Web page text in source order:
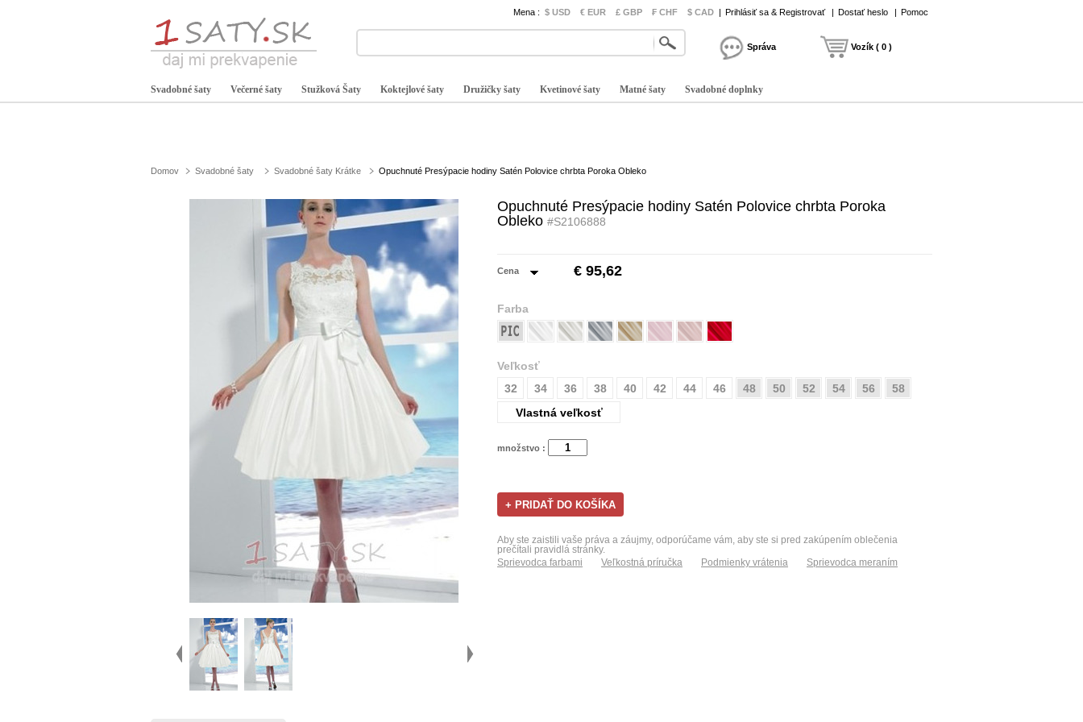
Mena : $ USD € EUR £ GBP ₣ CHF $ CAD | Prihlásiť sa & Registrovať | Dostať heslo | Pomoc
Správa Vozík ( 0 )
Svadobné šaty Večerné šaty Stužková Šaty Koktejlové šaty Družičky šaty Kvetinové šaty Matné šaty Svadobné doplnky
Domov Svadobné šaty Svadobné šaty Krátke Opuchnuté Presýpacie hodiny Satén Polovice chrbta Poroka Obleko
Opuchnuté Presýpacie hodiny Satén Polovice chrbta Poroka
Obleko #S2106888
Cena € 95,62
Farba
Veľkosť
32
34 36 38 40 42 44 46 48 50 52 54 56
58
Vlastná veľkosť
množstvo :
Aby ste zaistili vaše práva a záujmy, odporúčame vám, aby ste si pred zakúpením oblečenia
prečítali pravidlá stránky.
Sprievodca farbami
Veľkostná príručka Podmienky vrátenia Sprievodca meraním